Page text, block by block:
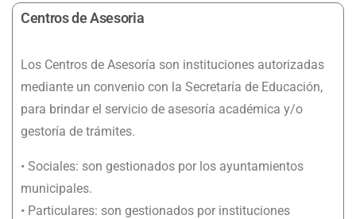
Centros de Asesoria
Los Centros de Asesoría son instituciones autorizadas
mediante un convenio con la Secretaría de Educación,
para brindar el servicio de asesoría académica y/o
gestoría de trámites.
• Sociales: son gestionados por los ayuntamientos
municipales.
• Particulares: son gestionados por instituciones